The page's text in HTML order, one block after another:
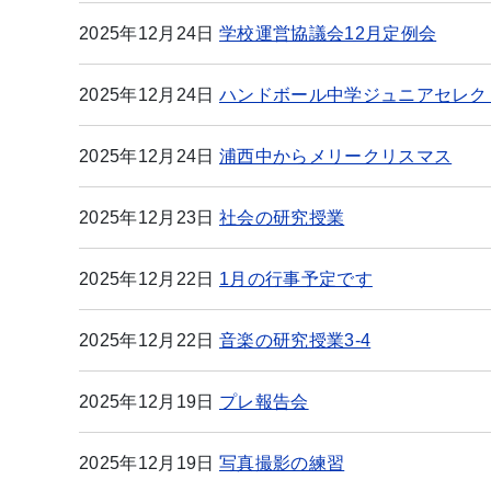
2025年12月24日 学校運営協議会12月定例会
2025年12月24日 ハンドボール中学ジュニアセレ
2025年12月24日 浦西中からメリークリスマス
2025年12月23日 社会の研究授業
2025年12月22日 1月の行事予定です
2025年12月22日 音楽の研究授業3-4
2025年12月19日 プレ報告会
2025年12月19日 写真撮影の練習